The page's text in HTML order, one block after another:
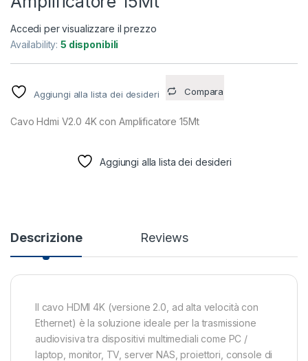
Accedi per visualizzare il prezzo
Availability:5 disponibili
Aggiungi alla lista dei desideri Compara
Cavo Hdmi V2.0 4K con Amplificatore 15Mt
Aggiungi alla lista dei desideri
Descrizione Reviews
Il cavo HDMI 4K (versione 2.0, ad alta velocità con
Ethernet) è la soluzione ideale per la trasmissione
audiovisiva tra dispositivi multimediali come PC /
laptop, monitor, TV, server NAS, proiettori, console di